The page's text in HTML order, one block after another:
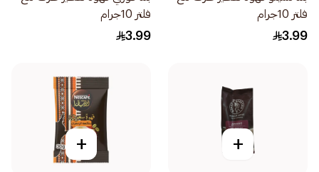
فلتر 10جرام
3.99
فلتر 10جرام
3.99
+
+